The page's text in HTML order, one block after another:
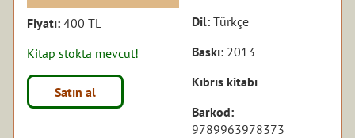
Fiyatı:400 TL
Kitap stokta mevcut!
Satın al
Dil:Türkçe
Baskı: 2013
Kıbrıs kitabı
Barkod:
9789963978373